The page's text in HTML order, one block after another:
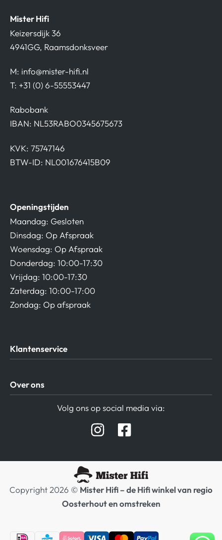
Mister Hifi
Keizersdijk 36
4941GG, Raamsdonksveer
M: info@mister-hifi.nl
T: +31 (0) 6-55553447
Rabobank
IBAN: NL53RABO0345675673
KVK: 75747146
BTW-ID: NL001676415B09
Openingstijden
Maandag: Gesloten
Dinsdag: Op Afspraak
Woensdag: Op Afspraak
Donderdag: 10:00-17:30
Vrijdag: 10:00-17:30
Zaterdag: 10:00-17:00
Zondag: Op afspraak
Klantenservice
Privacy beleid
Verzending / Retour
Over ons
Hifi winkel Raamsdonksveer
Volg ons op social media via:
Copyright 2026 © Mister Hifi – de Hifi winkel van regio
Oosterhout en omstreken